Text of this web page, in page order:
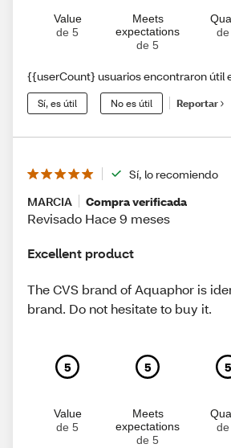
Value
de 5
Meets
expectations
de 5
{{userCount} usuarios encontraron útil
Sí, es útil No es útil Reportar
Sí, lo recomiendo
MARCIA
Compra verificada
Revisado Hace 9 meses
Excellent product
The CVS brand of Aquaphor is
brand. Do not hesitate to buy it.
5
Value
de 5
5
Meets
expectations
de 5
5